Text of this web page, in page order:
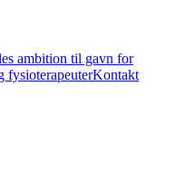
ambition til gavn for
fysioterapeuterKontakt